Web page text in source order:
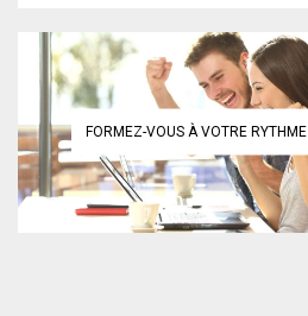
FORMEZ-VOUS À VOTRE RYTHME